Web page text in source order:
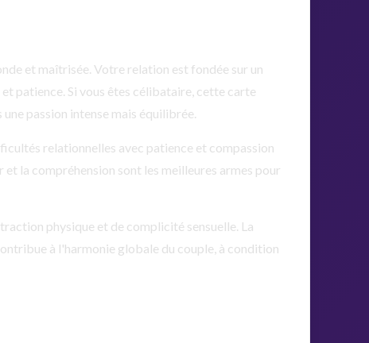
et maîtrisée. Votre relation est fondée sur un
patience. Si vous êtes célibataire, cette carte
passion intense mais équilibrée.
relationnelles avec patience et compassion
la compréhension sont les meilleures armes pour
physique et de complicité sensuelle. La
à l'harmonie globale du couple, à condition